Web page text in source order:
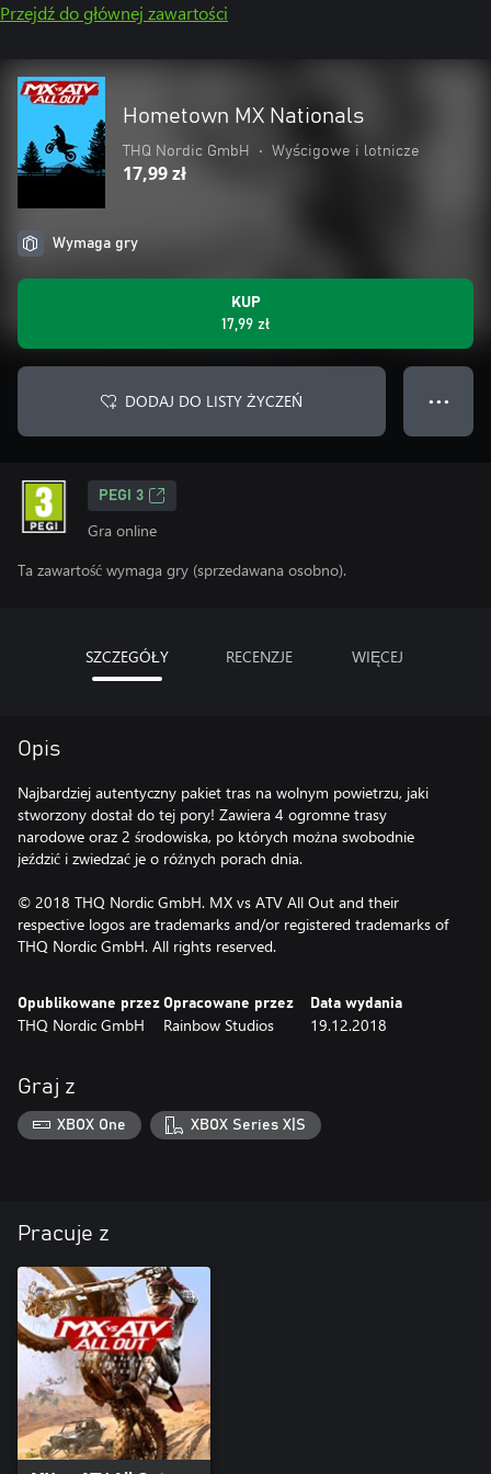
Przejdź do głównej zawartości
Hometown MX Nationals
THQ Nordic GmbH • Wyścigowe i lotnicze
17,99 zł
Wymaga gry
KUP
17,99 zł
DODAJ DO LISTY ŻYCZEŃ ● ● ●
PEGI 3
Gra online
Ta zawartość wymaga gry (sprzedawana osobno).
SZCZEGÓŁY RECENZJE WIĘCEJ
Opis
Najbardziej autentyczny pakiet tras na wolnym powietrzu, jaki
stworzony dostał do tej pory! Zawiera 4 ogromne trasy
narodowe oraz 2 środowiska, po których można swobodnie
jeździć i zwiedzać je o różnych porach dnia.
© 2018 THQ Nordic GmbH. MX vs ATV All Out and their
respective logos are trademarks and/or registered trademarks of
THQ Nordic GmbH. All rights reserved.
Opublikowane przez
THQ Nordic GmbH
Opracowane przez
Rainbow Studios
Data wydania
19.12.2018
Graj z
XBOX One XBOX Series X|S
Pracuje z